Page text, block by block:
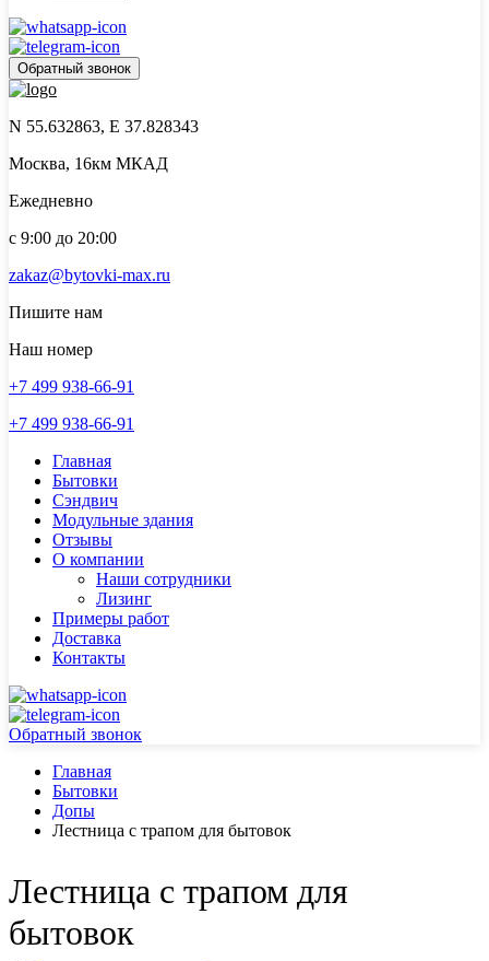
Обратный звонок
N 55.632863, E 37.828343
Москва, 16км МКАД
Ежедневно
с 9:00 до 20:00
zakaz@bytovki-max.ru
Пишите нам
Наш номер
+7 499 938-66-91
+7 499 938-66-91
Главная
Бытовки
Сэндвич
Модульные здания
Отзывы
О компании
Наши сотрудники
Лизинг
Примеры работ
Доставка
Контакты
Обратный звонок
Главная
Бытовки
Допы
Лестница с трапом для бытовок
Лестница с трапом для
бытовок